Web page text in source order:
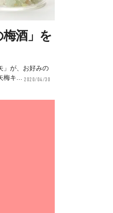
酒」を
」が、お好みの
キ...
2020/04/30